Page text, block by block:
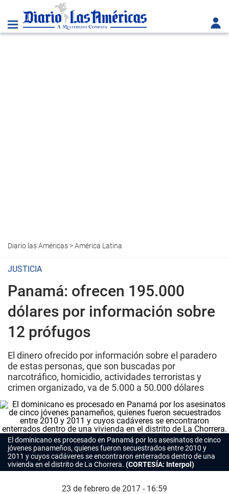
Diario las Américas>América Latina
JUSTICIA
Panamá: ofrecen 195.000
dólares por información sobre
12 prófugos
El dinero ofrecido por información sobre el paradero
de estas personas, que son buscadas por
narcotráfico, homicidio, actividades terroristas y
crimen organizado, va de 5.000 a 50.000 dólares
El dominicano es procesado en Panamá por los asesinatos de cinco
jóvenes panameños, quienes fueron secuestrados entre 2010 y
2011 y cuyos cadáveres se encontraron enterrados dentro de una
vivienda en el distrito de La Chorrera. (CORTESÍA: Interpol)
23 de febrero de 2017 - 16:59